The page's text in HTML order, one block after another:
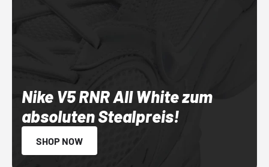
Nike V5 RNR All White zum
absoluten Stealpreis!
SHOP NOW